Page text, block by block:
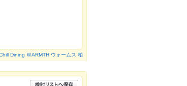
Dining ＷARMTH ウォームス 柏